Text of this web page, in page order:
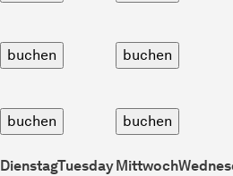
DienstagTuesdayMittwoch